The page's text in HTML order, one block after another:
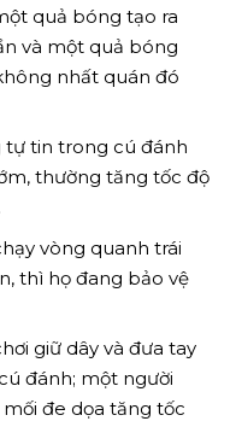
quả bóng tạo ra
và một quả bóng
nhất quán đó
tin trong cú đánh
thường tăng tốc độ
vòng quanh trái
thì họ đang bảo vệ
giữ dây và đưa tay
đánh; một người
đe dọa tăng tốc